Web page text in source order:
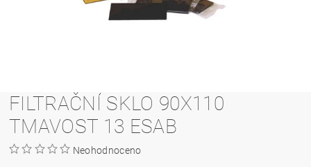
FILTRAČNÍ SKLO 90X110
TMAVOST 13 ESAB
Neohodnoceno